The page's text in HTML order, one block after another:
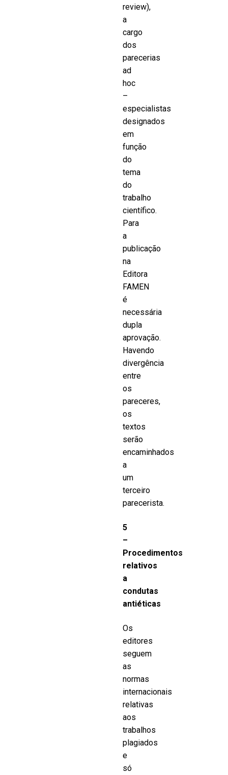
review),
a
cargo
dos
parecerias
ad
hoc
–
especialistas
designados
em
função
do
tema
do
trabalho
científico.
Para
a
publicação
na
Editora
FAMEN
é
necessária
dupla
aprovação.
Havendo
divergência
entre
os
pareceres,
os
textos
serão
encaminhados
a
um
terceiro
parecerista.
5
–
Procedimentos
relativos
a
condutas
antiéticas
Os
editores
seguem
as
normas
internacionais
relativas
aos
trabalhos
plagiados
e
só